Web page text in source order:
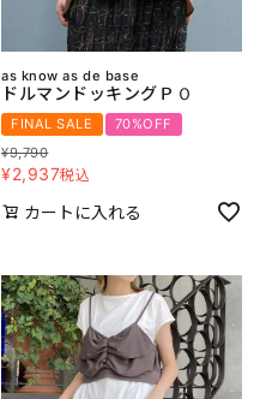
as know as de base
ドルマンドッキングＰＯ
FINAL SALE
70%OFF
¥9,790
¥2,937税込
カートに入れる